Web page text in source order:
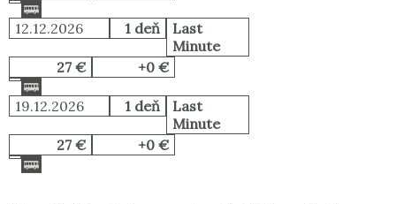
12.12.2026 1 deň
Last
Minute
27 €
+0 €
19.12.2026 1 deň
Last
Minute
27 €
+0 €